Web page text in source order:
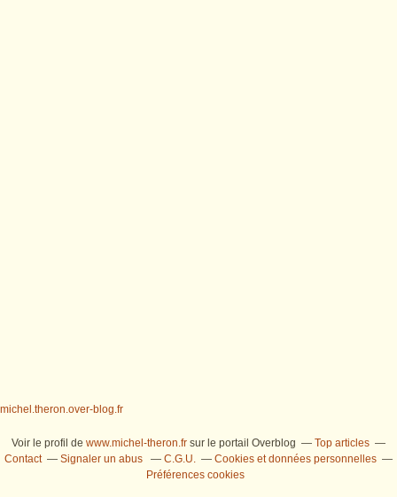
michel.theron.over-blog.fr
Voir le profil de www.michel-theron.fr sur le portail Overblog
Top articles
Contact
Signaler un abus C.G.U.
Cookies et données personnelles
Préférences cookies